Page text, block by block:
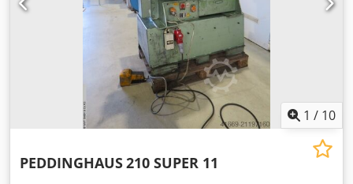
1 / 10
PEDDINGHAUS210 SUPER 11